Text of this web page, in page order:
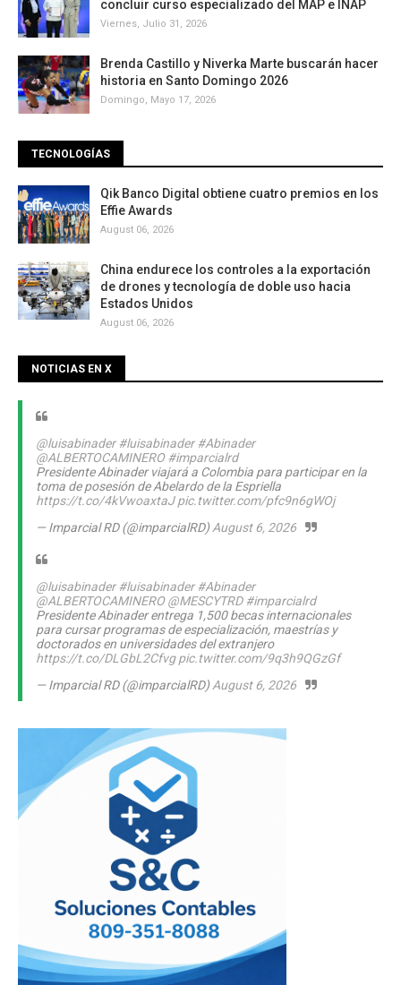
concluir curso especializado del MAP e INAP
Viernes, Julio 31, 2026
Brenda Castillo y Niverka Marte buscarán hacer
historia en Santo Domingo 2026
Domingo, Mayo 17, 2026
TECNOLOGÍAS
Qik Banco Digital obtiene cuatro premios en los
Effie Awards
August 06, 2026
China endurece los controles a la exportación
de drones y tecnología de doble uso hacia
Estados Unidos
August 06, 2026
NOTICIAS EN X
@luisabinader #luisabinader #Abinader
@ALBERTOCAMINERO #imparcialrd
Presidente Abinader viajará a Colombia para participar en la
toma de posesión de Abelardo de la Espriella
https://t.co/4kVwoaxtaJ pic.twitter.com/pfc9n6gWOj
— Imparcial RD (@imparcialRD)August 6, 2026
@luisabinader #luisabinader #Abinader
@ALBERTOCAMINERO @MESCYTRD #imparcialrd
Presidente Abinader entrega 1,500 becas internacionales
para cursar programas de especialización, maestrías y
doctorados en universidades del extranjero
https://t.co/DLGbL2Cfvg pic.twitter.com/9q3h9QGzGf
— Imparcial RD (@imparcialRD)August 6, 2026